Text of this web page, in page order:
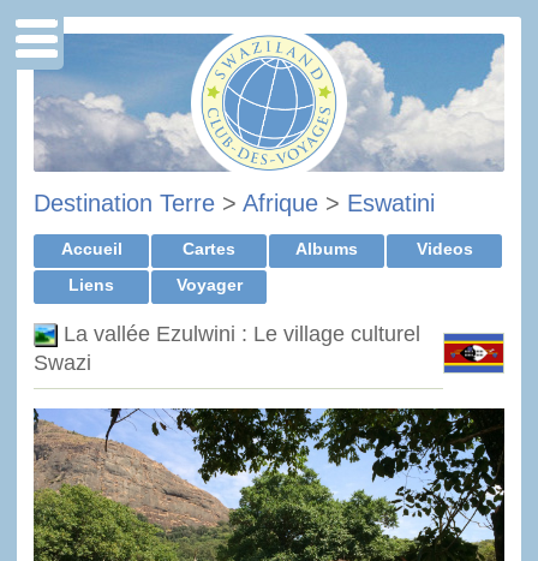
Destination Terre > Afrique > Eswatini
Accueil Cartes Albums
Videos
Liens
Voyager
La vallée Ezulwini : Le village culturel
Swazi